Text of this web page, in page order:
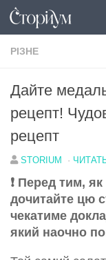
Перейти до
РІЗНЕ
Дайте
рецепт!
рецепт
STORIUM ·
❗️ Перед тим,
дочитайте цю
чекатиме
який наочно